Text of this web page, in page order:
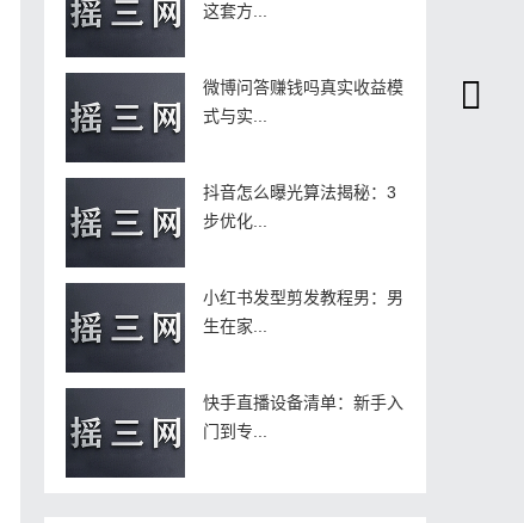
这套方...
微博问答赚钱吗真实收益模
式与实...
抖音怎么曝光算法揭秘：3
步优化...
小红书发型剪发教程男：男
生在家...
快手直播设备清单：新手入
门到专...